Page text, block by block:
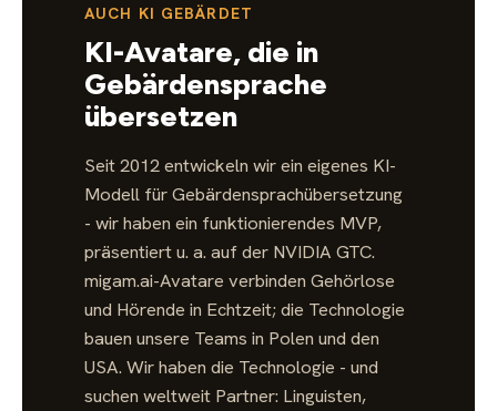
AUCH KI GEBÄRDET
KI-Avatare, die in
Gebärdensprache
übersetzen
Seit 2012 entwickeln wir ein eigenes KI-
Modell für Gebärdensprachübersetzung
- wir haben ein funktionierendes MVP,
präsentiert u. a. auf der NVIDIA GTC.
migam.ai-Avatare verbinden Gehörlose
und Hörende in Echtzeit; die Technologie
bauen unsere Teams in Polen und den
USA. Wir haben die Technologie - und
suchen weltweit Partner: Linguisten,